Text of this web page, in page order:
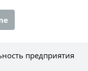
предприятия